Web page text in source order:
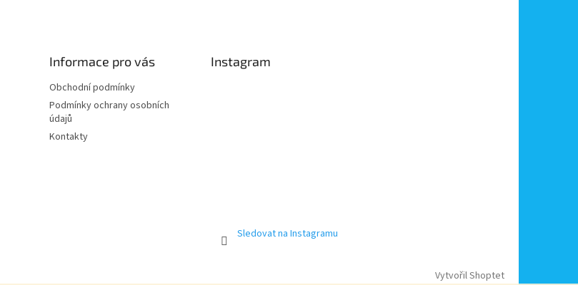
Informace pro vás
Obchodní podmínky
Podmínky ochrany osobních
údajů
Kontakty
Instagram
Sledovat na Instagramu
Vytvořil Shoptet